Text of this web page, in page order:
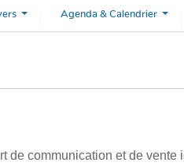
Agenda & Calendrier
de communication et de